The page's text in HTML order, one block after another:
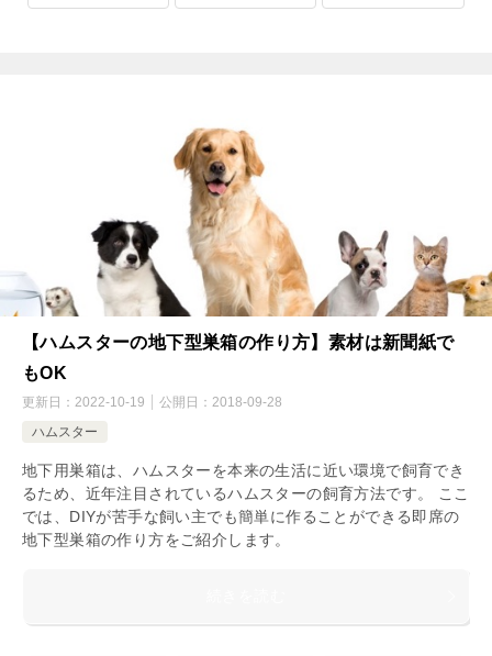
【ハムスターの地下型巣箱の作り方】素材は新聞紙で
もOK
更新日： 2022-10-19 公開日： 2018-09-28
ハムスター
地下用巣箱は、ハムスターを本来の生活に近い環境で飼育でき
るため、近年注目されているハムスターの飼育方法です。 ここ
では、DIYが苦手な飼い主でも簡単に作ることができる即席の
地下型巣箱の作り方をご紹介します。